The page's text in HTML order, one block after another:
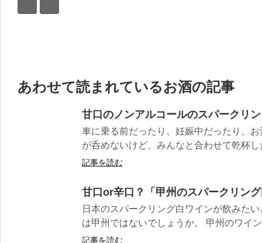
あわせて読まれているお酒の記事
甘口のノンアルコールのスパークリ
車に乗る前だったり、妊娠中だったり、
が呑めないけど、みんなと合わせて乾杯
記事を読む
甘口or辛口？「甲州のスパークリン
日本のスパークリング白ワインが飲みた
は甲州ではないでしょうか。 甲州のワイ
記事を読む